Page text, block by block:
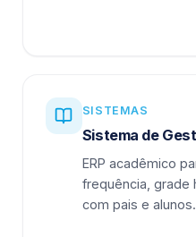
SISTEMAS
Sistema de
ERP acadêmico
frequência, grade
com pais e alunos.